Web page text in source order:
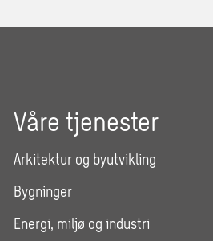
Våre tjenester
Arkitektur og byutvikling
Bygninger
Energi, miljø og industri